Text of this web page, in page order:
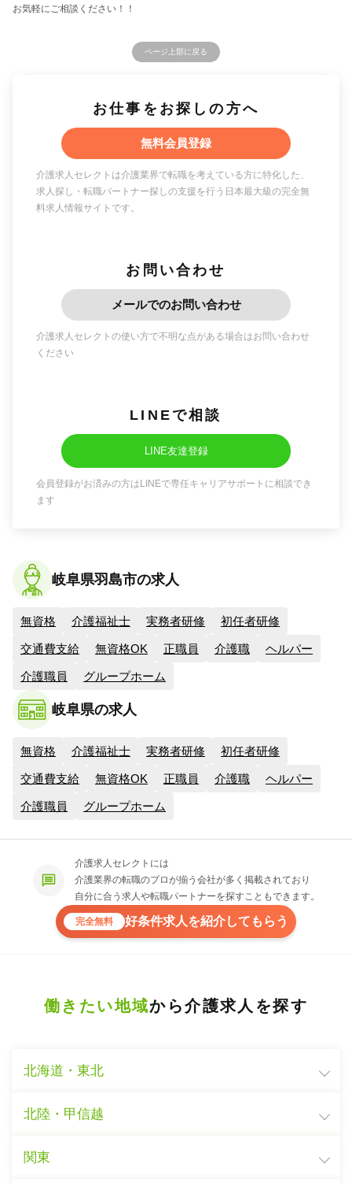
お気軽にご相談ください！！
ページ上部に戻る
お仕事をお探しの方へ
無料会員登録
介護求人セレクトは介護業界で転職を考えている方に特化した、
求人探し・転職パートナー探しの支援を行う日本最大級の完全無
料求人情報サイトです。
お問い合わせ
メールでのお問い合わせ
介護求人セレクトの使い方で不明な点がある場合はお問い合わせ
ください
LINEで相談
LINE友達登録
会員登録がお済みの方はLINEで専任キャリアサポートに相談でき
ます
岐阜県羽島市の求人
無資格 介護福祉士 実務者研修 初任者研修
交通費支給 無資格OK 正職員 介護職 ヘルパー
介護職員 グループホーム
岐阜県の求人
無資格 介護福祉士 実務者研修 初任者研修
交通費支給 無資格OK 正職員 介護職 ヘルパー
介護職員 グループホーム
介護求人セレクトには
介護業界の転職のプロが揃う会社が多く掲載されており
自分に合う求人や転職パートナーを探すこともできます。
完全無料 好条件求人を紹介してもらう
働きたい地域から介護求人を探す
北海道・東北
北陸・甲信越
関東